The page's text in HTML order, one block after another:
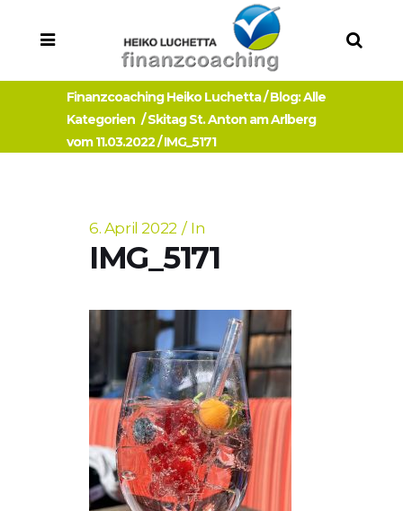
Finanzcoaching Heiko Luchetta/Blog: Alle
Kategorien /Skitag St. Anton am Arlberg
vom 11.03.2022/IMG_5171
6. April 2022 In
IMG_5171